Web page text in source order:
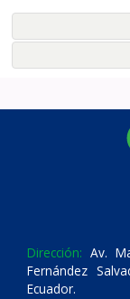
Dirección: Av.
Fernández
Ecuador.